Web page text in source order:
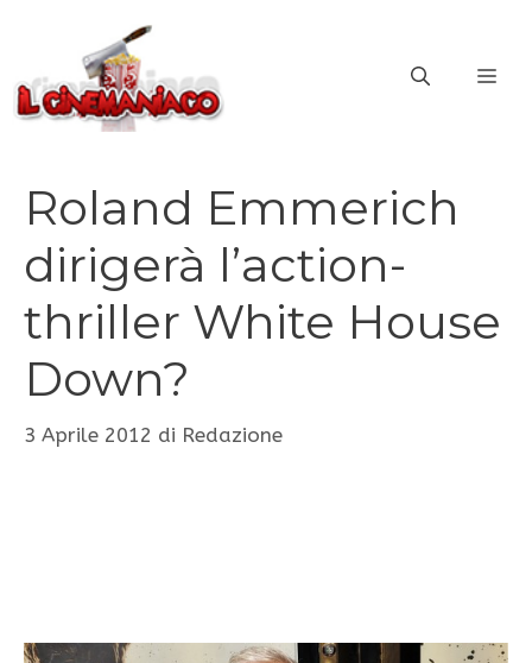
contenuto
Roland Emmerich
dirigerà l’action-
thriller White House
Down?
3 Aprile 2012 di Redazione